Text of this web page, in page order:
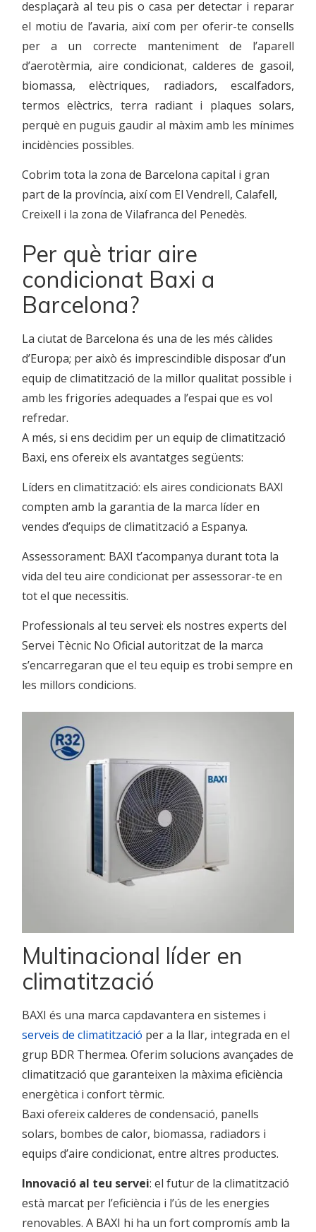
desplaçarà al teu pis o casa per detectar i reparar
el motiu de l’avaria, així com per oferir-te consells
per a un correcte manteniment de l’aparell
d’aerotèrmia, aire condicionat, calderes de gasoil,
biomassa, elèctriques, radiadors, escalfadors,
termos elèctrics, terra radiant i plaques solars,
perquè en puguis gaudir al màxim amb les mínimes
incidències possibles.
Cobrim tota la zona de Barcelona capital i gran
part de la província, així com El Vendrell, Calafell,
Creixell i la zona de Vilafranca del Penedès.
Per què triar aire
condicionat Baxi a
Barcelona?
La ciutat de Barcelona és una de les més càlides
d’Europa; per això és imprescindible disposar d’un
equip de climatització de la millor qualitat possible i
amb les frigoríes adequades a l’espai que es vol
refredar.
A més, si ens decidim per un equip de climatització
Baxi, ens ofereix els avantatges següents:
Líders en climatització: els aires condicionats BAXI
compten amb la garantia de la marca líder en
vendes d’equips de climatització a Espanya.
Assessorament: BAXI t’acompanya durant tota la
vida del teu aire condicionat per assessorar-te en
tot el que necessitis.
Professionals al teu servei: els nostres experts del
Servei Tècnic No Oficial autoritzat de la marca
s’encarregaran que el teu equip es trobi sempre en
les millors condicions.
Multinacional líder en
climatització
BAXI és una marca capdavantera en sistemes i
serveis de climatització per a la llar, integrada en el
grup BDR Thermea. Oferim solucions avançades de
climatització que garanteixen la màxima eficiència
energètica i confort tèrmic.
Baxi ofereix calderes de condensació, panells
solars, bombes de calor, biomassa, radiadors i
equips d’aire condicionat, entre altres productes.
Innovació al teu servei: el futur de la climatització
està marcat per l’eficiència i l’ús de les energies
renovables. A BAXI hi ha un fort compromís amb la